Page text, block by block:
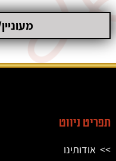
תפריט ניווט
אודותינו